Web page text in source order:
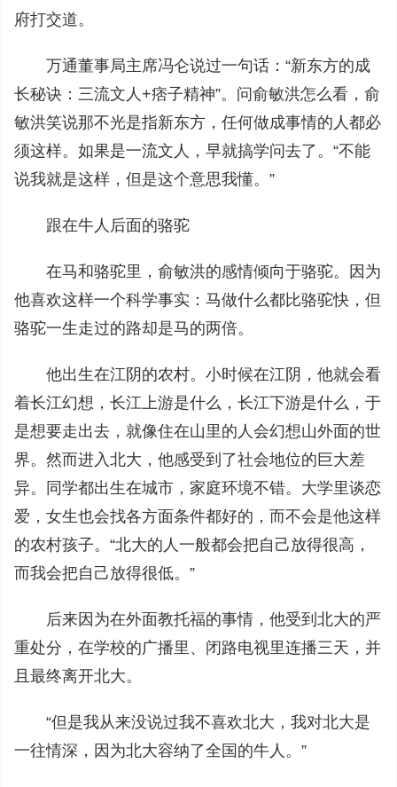
府打交道。
万通董事局主席冯仑说过一句话：“新东方的成
长秘诀：三流文人+痞子精神”。问俞敏洪怎么看，俞
敏洪笑说那不光是指新东方，任何做成事情的人都必
须这样。如果是一流文人，早就搞学问去了。“不能
说我就是这样，但是这个意思我懂。”
跟在牛人后面的骆驼
在马和骆驼里，俞敏洪的感情倾向于骆驼。因为
他喜欢这样一个科学事实：马做什么都比骆驼快，但
骆驼一生走过的路却是马的两倍。
他出生在江阴的农村。小时候在江阴，他就会看
着长江幻想，长江上游是什么，长江下游是什么，于
是想要走出去，就像住在山里的人会幻想山外面的世
界。然而进入北大，他感受到了社会地位的巨大差
异。同学都出生在城市，家庭环境不错。大学里谈恋
爱，女生也会找各方面条件都好的，而不会是他这样
的农村孩子。“北大的人一般都会把自己放得很高，
而我会把自己放得很低。”
后来因为在外面教托福的事情，他受到北大的严
重处分，在学校的广播里、闭路电视里连播三天，并
且最终离开北大。
“但是我从来没说过我不喜欢北大，我对北大是
一往情深，因为北大容纳了全国的牛人。”